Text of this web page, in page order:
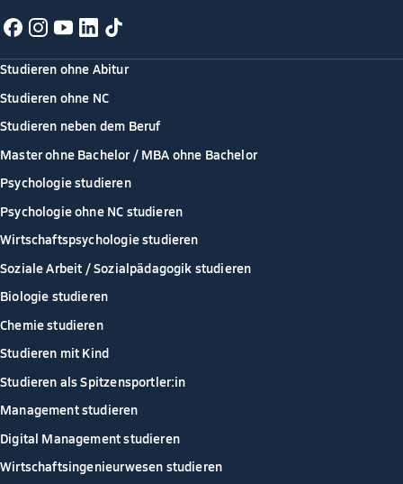
Studieren ohne Abitur
Studieren ohne NC
Studieren neben dem Beruf
Master ohne Bachelor / MBA ohne Bachelor
Psychologie studieren
Psychologie ohne NC studieren
Wirtschaftspsychologie studieren
Soziale Arbeit / Sozialpädagogik studieren
Biologie studieren
Chemie studieren
Studieren mit Kind
Studieren als Spitzensportler:in
Management studieren
Digital Management studieren
Wirtschaftsingenieurwesen studieren